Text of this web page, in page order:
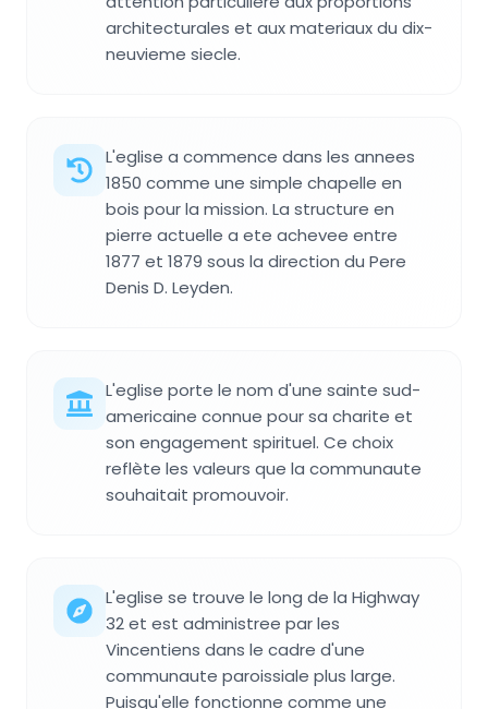
architecturales et aux materiaux du dix-
neuvieme siecle.
L'eglise a commence dans les annees
1850 comme une simple chapelle en
bois pour la mission. La structure en
pierre actuelle a ete achevee entre
1877 et 1879 sous la direction du Pere
Denis D. Leyden.
L'eglise porte le nom d'une sainte sud-
americaine connue pour sa charite et
son engagement spirituel. Ce choix
reflète les valeurs que la communaute
souhaitait promouvoir.
L'eglise se trouve le long de la Highway
32 et est administree par les
Vincentiens dans le cadre d'une
communaute paroissiale plus large.
Puisqu'elle fonctionne comme une